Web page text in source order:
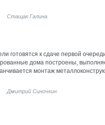
Стащак Галина
готовятся к сдаче первой
дома построены,
монтаж
Дмитрий Синочкин